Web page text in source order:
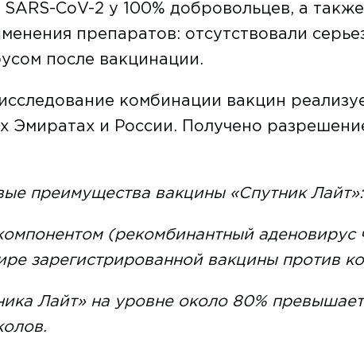
CoV-2 у 100% добровольцев, а
препаратов: отсутствовали
после вакцинации.
комбинации вакцин
и России. Получено
преимущества вакцины «Спутник Лайт»:
(рекомбинантный
зарегистрированной вакцины против
Лайт» на уровне около 80%